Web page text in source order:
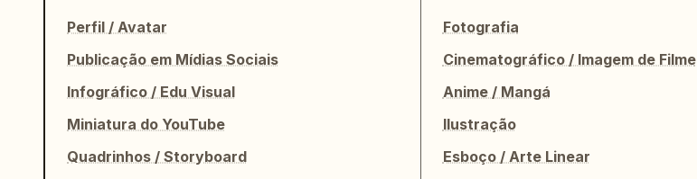
Perfil / Avatar
Publicação em Mídias Sociais
Infográfico / Edu Visual
Miniatura do YouTube
Quadrinhos / Storyboard
Fotografia
Cinematográfico / Imagem de Filme
Anime / Mangá
Ilustração
Esboço / Arte Linear